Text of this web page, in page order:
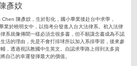
彥妏
Chen 陳彥妏，生於彰化，國小畢業後赴台中求學，
業於曉明女中，以指考分發進入台大法律系。初入法律
系就像傳聞一樣必須念很多書，但不願讓念書成為不認
活的理由，先是不會打排球所以加入系排學習，後來參
，透過視訊教國中生英文。自認求學路上得到太多資
自己的幸運發揮最大的價值。